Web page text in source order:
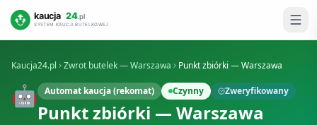
Kaucja24.pl Zwrot butelek —Warszawa Punkt zbiórki — Warszawa
🤖 Automat kaucja (rekomat) Czynny Zweryfikowany
Punkt zbiórki — Warszawa